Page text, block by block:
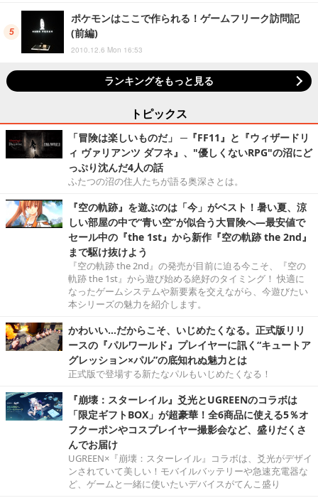
ポケモンはここで作られる！ゲームフリーク訪問記
(前編)
2010.12.6 Mon 16:53
ランキングをもっと見る
トピックス
「冒険は楽しいものだ」 ─『FF11』と『ウィザードリ
ィ ヴァリアンツ ダフネ』、"優しくないRPG"の沼にど
っぷり沈んだ4人の話
ふたつの沼の住人たちが語る奥深さとは。
『空の軌跡』を遊ぶのは「今」がベスト！暑い夏、涼
しい部屋の中で“青い空”が似合う大冒険へ―最安値で
セール中の『the 1st』から新作『空の軌跡 the 2nd』
まで駆け抜けよう
『空の軌跡 the 2nd』の発売が目前に迫る今こそ、『空の
軌跡 the 1st』から遊び始める絶好のタイミング！ 快適に
なったゲームシステムや新要素を交えながら、今遊びたい
本シリーズの魅力を紹介します。
かわいい…だからこそ、いじめたくなる。正式版リリ
ースの『パルワールド』プレイヤーに訊く“キュートア
グレッション×パル”の底知れぬ魅力とは
正式版で登場する新たなパルもいじめたくなる！
『崩壊：スターレイル』爻光とUGREENのコラボは
「限定ギフトBOX」が超豪華！全6商品に使える5％オ
フクーポンやコスプレイヤー撮影会など、盛りだくさ
んでお届け
UGREEN×『崩壊：スターレイル』コラボは、爻光がデザイ
ンされていて美しい！モバイルバッテリーや急速充電器な
ど、ゲームと一緒に使いたいデバイスがてんこ盛り